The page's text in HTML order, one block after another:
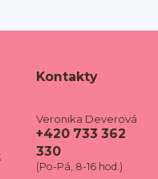
Kontakty
Veronika Deverová
+420 733 362
330
(Po-Pá, 8-16 hod.)